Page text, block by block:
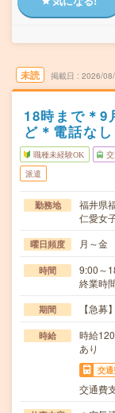
未読 掲載日 2026/
18時まで＊9
ど＊電話なし
職種未経験OK
派遣
勤務地
福井県
仁愛女
曜日頻度 月～金
時間
9:00～
終業時
期間 【急
時給
時給
あり
交
交通費